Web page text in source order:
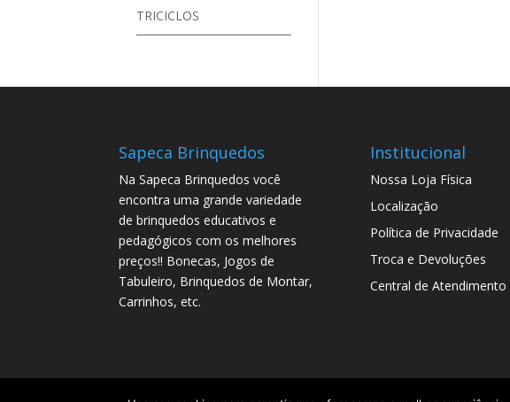
TRICICLOS
Sapeca Brinquedos
Na Sapeca Brinquedos você
encontra uma grande variedade
de brinquedos educativos e
pedagógicos com os melhores
preços!! Bonecas, Jogos de
Tabuleiro, Brinquedos de Montar,
Carrinhos, etc.
Institucional
Nossa Loja Física
Localização
Política de Privacidade
Troca e Devoluções
Central de Atendimento